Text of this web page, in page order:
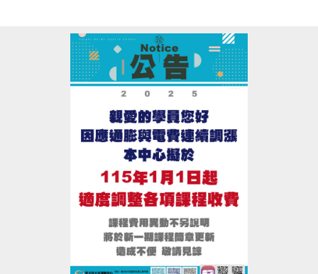
報名辦法：現場報名、網路報名、APP報名
網路報名請點我(開啟新視窗)
▪︎ 大安APP 長佳Sports+ APP傳送門⬇
APPLE 傳送門點我(另開新視窗)
google play 傳送門點我(另開新視窗)
※網路報名僅開放四日內課程，且課程當天僅開放現場報名，額
※報名後不得延期、換堂，如因私人因素辦理退費，需酌收20%